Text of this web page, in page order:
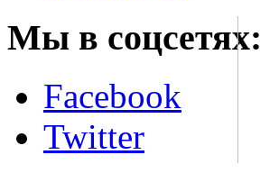
Мы в соцсетях:
Facebook
Twitter